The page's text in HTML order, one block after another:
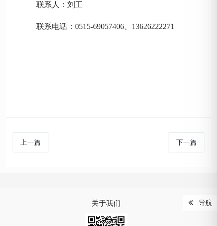
联系人：刘工
联系电话：0515-69057406、13626222271
上一篇 下一篇
导航
关于我们